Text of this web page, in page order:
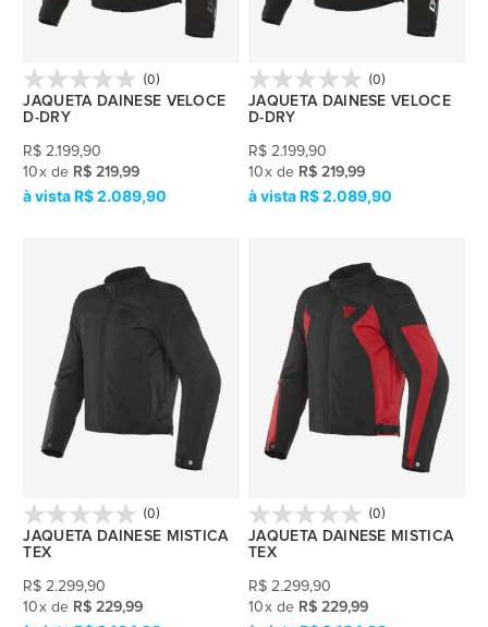
(0)
JAQUETA DAINESE VELOCE
D-DRY
R$ 2.199,90
10x de R$ 219,99
R$ 2.089,90
(0)
JAQUETA DAINESE VELOCE
D-DRY
R$ 2.199,90
10x de R$ 219,99
R$ 2.089,90
(0)
JAQUETA DAINESE MISTICA
TEX
R$ 2.299,90
10x de R$ 229,99
(0)
JAQUETA DAINESE MISTICA
TEX
R$ 2.299,90
10x de R$ 229,99